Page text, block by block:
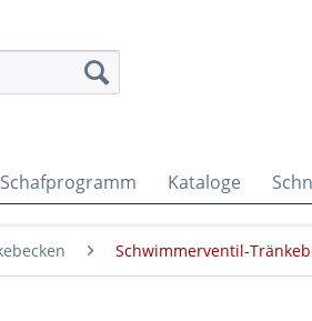
Schafprogramm Kataloge
Schwimmerventil-